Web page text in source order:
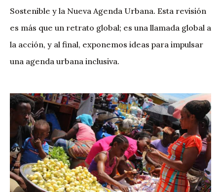
Sostenible y la Nueva Agenda Urbana. Esta revisión
es más que un retrato global; es una llamada global a
la acción, y al final, exponemos ideas para impulsar
una agenda urbana inclusiva.